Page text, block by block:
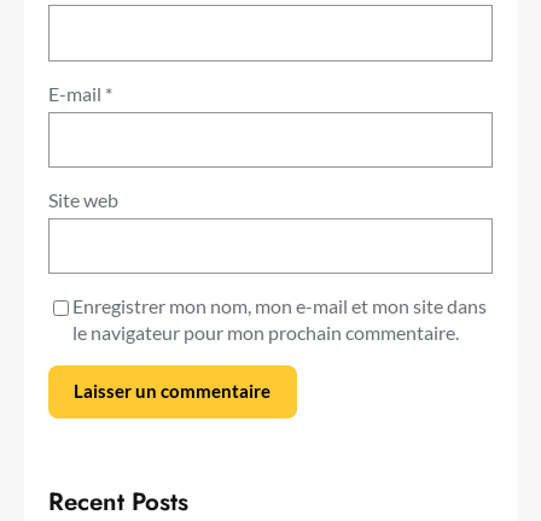
E-mail *
Site web
Enregistrer mon nom, mon e-mail et mon site dans
le navigateur pour mon prochain commentaire.
Recent Posts